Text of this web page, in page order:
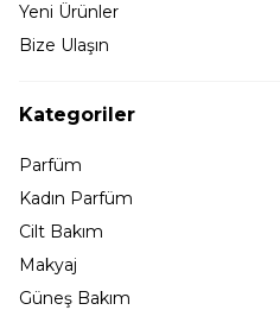
Yeni Ürünler
Bize Ulaşın
Kategoriler
Parfüm
Kadın Parfüm
Cilt Bakım
Makyaj
Güneş Bakım